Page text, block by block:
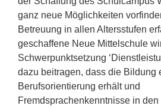
ganz neue Möglichkeiten
Betreuung in allen Altersstufen
geschaffene Neue Mittelschule
Schwerpunktsetzung
dazu beitragen, dass die Bildung
Berufsorientierung erhält und
Fremdsprachenkenntnisse in